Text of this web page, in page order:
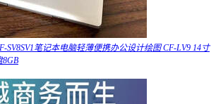
SV8SV1笔记本电脑轻薄便携办公设计绘图 CF-LV9 14寸
8GB